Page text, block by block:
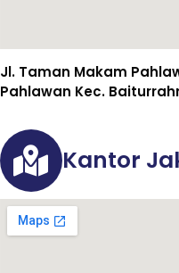
Jl. Taman Makam
Pahlawan Kec.
Kantor